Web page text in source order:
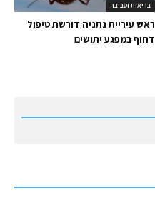
בריאות וסביבה
ראש עיריית נתניה דורשת טיפול
דחוף במפגע יתושים